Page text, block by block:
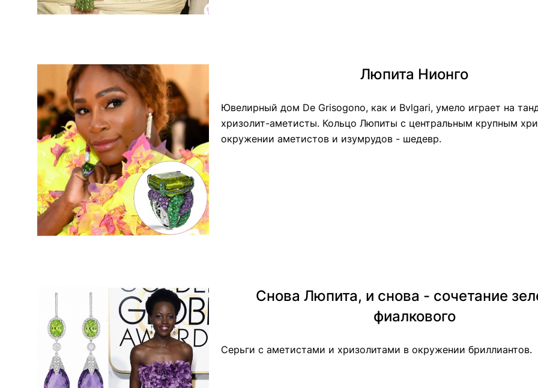
Люпита Нионго
Ювелирный дом De Grisogono, как и Bvlgari, умело играет на
хризолит-аметисты. Кольцо Люпиты с центральным крупным
окружении аметистов и изумрудов - шедевр.
Снова Люпита, и снова - сочетание
фиалкового
Серьги с аметистами и хризолитами в окружении бриллиантов.